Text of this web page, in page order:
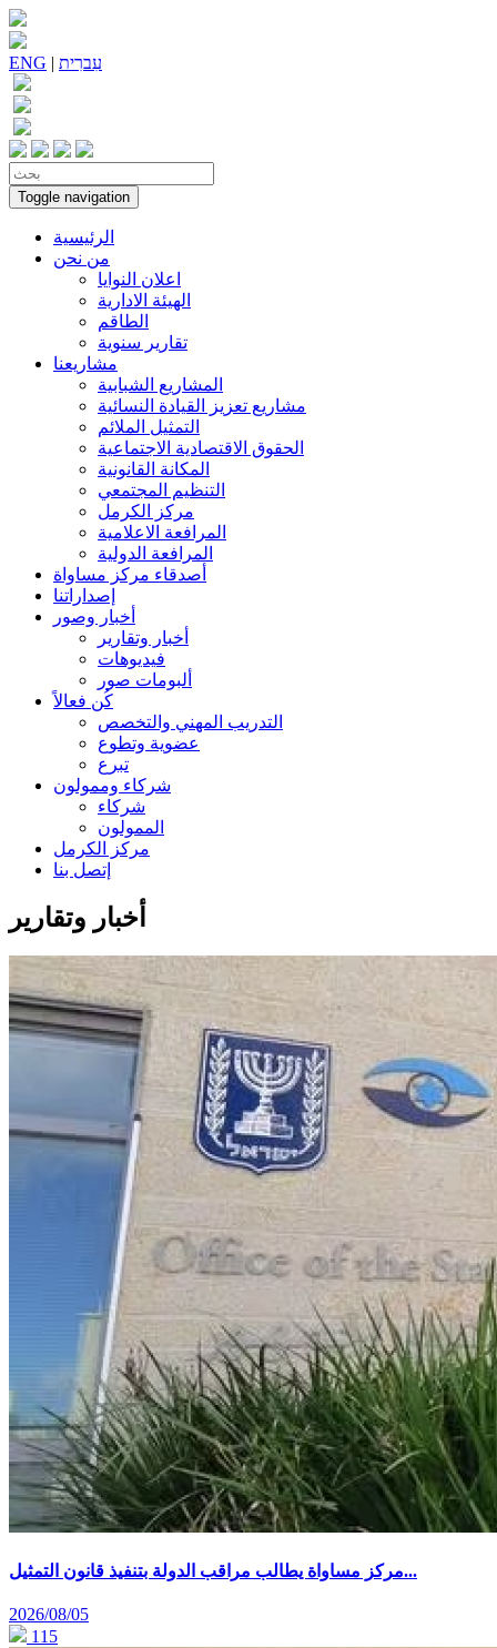
ENG | עִברִית
Toggle navigation
الرئيسية
من نحن
اعلان النوايا
الهيئة الادارية
الطاقم
تقارير سنوية
مشاريعنا
المشاريع الشبابية
مشاريع تعزيز القيادة النسائية
التمثيل الملائم
الحقوق الاقتصادية الاجتماعية
المكانة القانونية
التنظيم المجتمعي
مركز الكرمل
المرافعة الاعلامية
المرافعة الدولية
أصدقاء مركز مساواة
إصداراتنا
أخبار وصور
أخبار وتقارير
فيديوهات
ألبومات صور
كُن فعالاً
التدريب المهني والتخصص
عضوية وتطوع
تبرع
شركاء وممولون
شركاء
الممولون
مركز الكرمل
إتصل بنا
أخبار وتقارير
مركز مساواة يطالب مراقب الدولة بتنفيذ قانون التمثيل...
2026/08/05
115